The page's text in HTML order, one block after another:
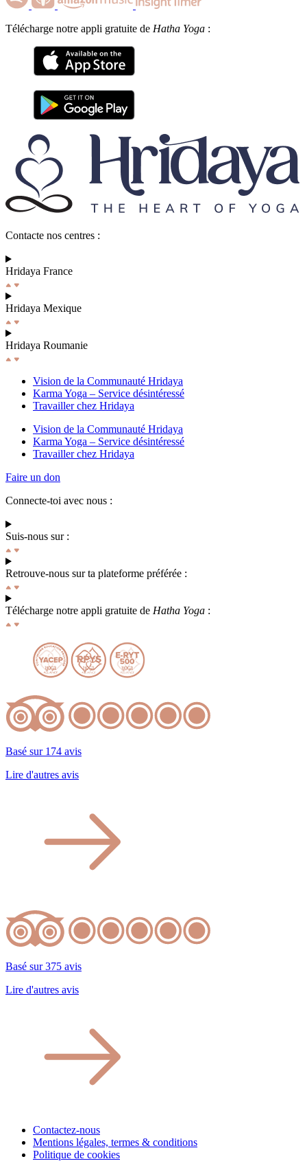
Télécharge notre appli gratuite de Hatha Yoga :
Contacte nos centres :
Hridaya France
Hridaya Mexique
Hridaya Roumanie
Vision de la Communauté Hridaya
Karma Yoga – Service désintéressé
Travailler chez Hridaya
Vision de la Communauté Hridaya
Karma Yoga – Service désintéressé
Travailler chez Hridaya
Faire un don
Connecte-toi avec nous :
Suis-nous sur :
Retrouve-nous sur ta plateforme préférée :
Télécharge notre appli gratuite de Hatha Yoga :
Basé sur 174 avis
Lire d'autres avis
Basé sur 375 avis
Lire d'autres avis
Contactez-nous
Mentions légales, termes & conditions
Politique de cookies